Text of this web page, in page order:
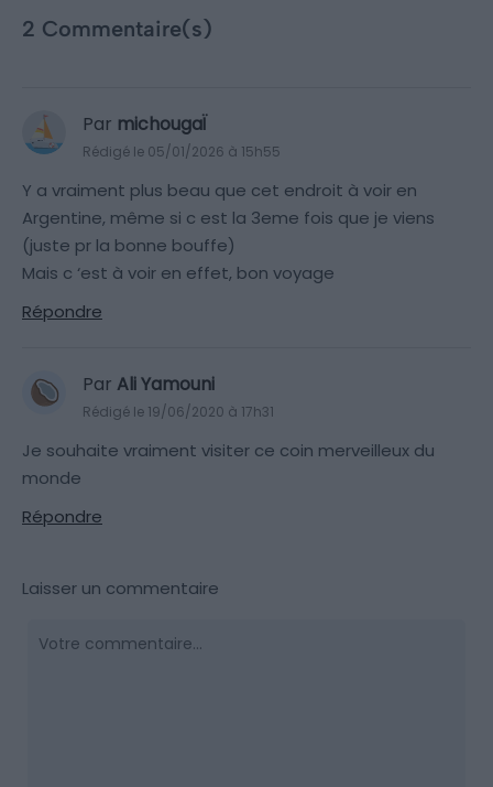
2 Commentaire(s)
Par michougaÏ
Rédigé le 05/01/2026 à 15h55
Y a vraiment plus beau que cet endroit à voir en
Argentine, même si c est la 3eme fois que je viens
(juste pr la bonne bouffe)
Mais c ‘est à voir en effet, bon voyage
Répondre
Par Ali Yamouni
Rédigé le 19/06/2020 à 17h31
Je souhaite vraiment visiter ce coin merveilleux du
monde
Répondre
Laisser un commentaire